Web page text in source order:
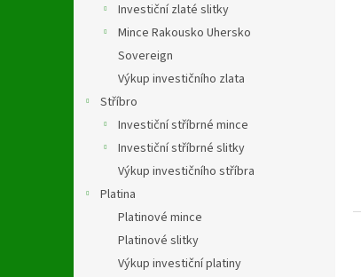
Investiční zlaté slitky
Mince Rakousko Uhersko
Sovereign
Výkup investičního zlata
Stříbro
Investiční stříbrné mince
Investiční stříbrné slitky
Výkup investičního stříbra
Platina
Platinové mince
Platinové slitky
Výkup investiční platiny